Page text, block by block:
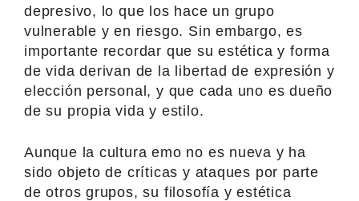
depresivo, lo que los hace un grupo
vulnerable y en riesgo. Sin embargo, es
importante recordar que su estética y forma
de vida derivan de la libertad de expresión y
elección personal, y que cada uno es dueño
de su propia vida y estilo.
Aunque la cultura emo no es nueva y ha
sido objeto de críticas y ataques por parte
de otros grupos, su filosofía y estética